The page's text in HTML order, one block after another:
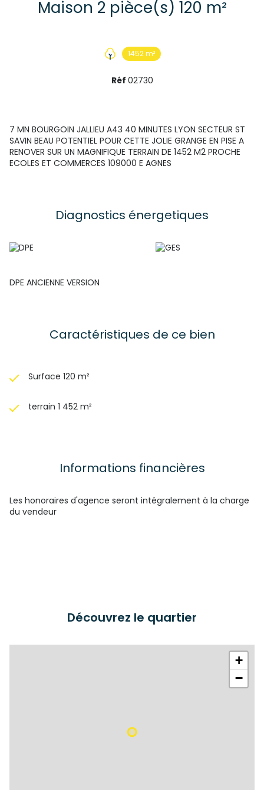
Maison 2 pièce(s) 120 m²
1452 m²
Réf 02730
7 MN BOURGOIN JALLIEU A43 40 MINUTES LYON SECTEUR ST
SAVIN BEAU POTENTIEL POUR CETTE JOLIE GRANGE EN PISE A
RENOVER SUR UN MAGNIFIQUE TERRAIN DE 1452 M2 PROCHE
ECOLES ET COMMERCES 109000 E AGNES
Diagnostics énergetiques
DPE ANCIENNE VERSION
Caractéristiques de ce bien
Surface 120 m²
terrain 1 452 m²
Informations financières
Les honoraires d'agence seront intégralement à la charge
du vendeur
Découvrez le quartier
+
−